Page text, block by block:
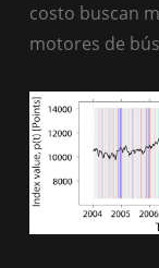
costo buscan
motores de